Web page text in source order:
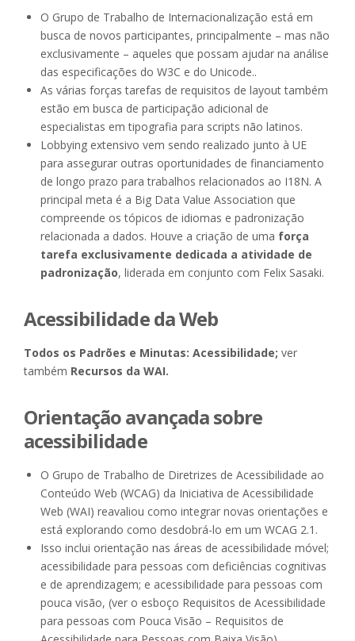
O Grupo de Trabalho de Internacionalização está em
busca de novos participantes, principalmente – mas não
exclusivamente – aqueles que possam ajudar na análise
das especificações do W3C e do Unicode..
As várias forças tarefas de requisitos de layout também
estão em busca de participação adicional de
especialistas em tipografia para scripts não latinos.
Lobbying extensivo vem sendo realizado junto à UE
para assegurar outras oportunidades de financiamento
de longo prazo para trabalhos relacionados ao I18N. A
principal meta é a Big Data Value Association que
compreende os tópicos de idiomas e padronização
relacionada a dados. Houve a criação de uma força
tarefa exclusivamente dedicada a atividade de
padronização, liderada em conjunto com Felix Sasaki.
Acessibilidade da Web
Todos os Padrões e Minutas: Acessibilidade; ver
também Recursos da WAI.
Orientação avançada sobre
acessibilidade
O Grupo de Trabalho de Diretrizes de Acessibilidade ao
Conteúdo Web (WCAG) da Iniciativa de Acessibilidade
Web (WAI) reavaliou como integrar novas orientações e
está explorando como desdobrá-lo em um WCAG 2.1.
Isso inclui orientação nas áreas de acessibilidade móvel;
acessibilidade para pessoas com deficiências cognitivas
e de aprendizagem; e acessibilidade para pessoas com
pouca visão, (ver o esboço Requisitos de Acessibilidade
para pessoas com Pouca Visão – Requisitos de